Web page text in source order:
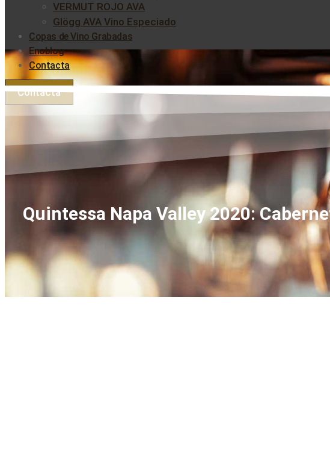
VERMUT ROJO AVA
Glögg AVA Vino Especiado
Copas de Vino Grabadas
Enoblog
Contacta
Contacta
Quintessa Napa Valley 2020: